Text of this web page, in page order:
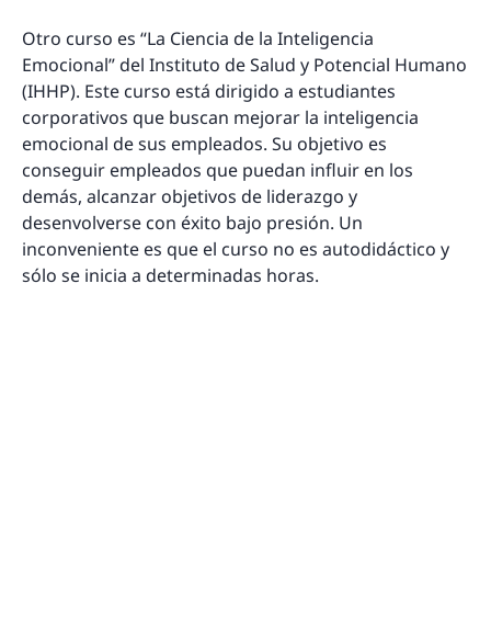
Otro curso es “La Ciencia de la Inteligencia
Emocional” del Instituto de Salud y Potencial Humano
(IHHP). Este curso está dirigido a estudiantes
corporativos que buscan mejorar la inteligencia
emocional de sus empleados. Su objetivo es
conseguir empleados que puedan influir en los
demás, alcanzar objetivos de liderazgo y
desenvolverse con éxito bajo presión. Un
inconveniente es que el curso no es autodidáctico y
sólo se inicia a determinadas horas.